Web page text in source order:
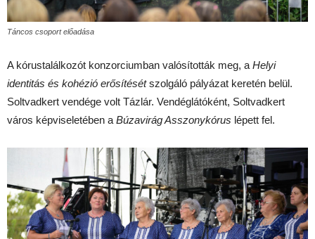
Táncos csoport előadása
A kórustalálkozót konzorciumban valósították meg, a Helyi
identitás és kohézió erősítésétszolgáló pályázat keretén belül.
Soltvadkert vendége volt Tázlár. Vendéglátóként, Soltvadkert
város képviseletében a Búzavirág Asszonykórus lépett fel.